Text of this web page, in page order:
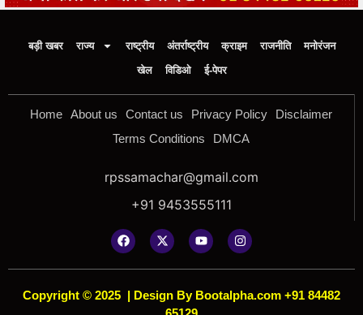
बड़ी खबर राज्य राष्ट्रीय अंतर्राष्ट्रीय क्राइम राजनीति
मनोरंजन
खेल
विडिओ ई-पेपर
Home About us Contact us Privacy Policy
Disclaimer
Terms Conditions
DMCA
rpssamachar@gmail.com
+91 9453555111
Copyright © 2025 | Design By Bootalpha.com +91 84482